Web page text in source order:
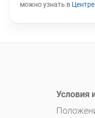
можно узнать в
Условия